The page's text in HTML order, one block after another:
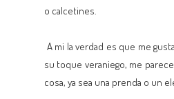
o calcetines.
A mi la verdad es que me
su toque veraniego, me
cosa, ya sea una prenda o un